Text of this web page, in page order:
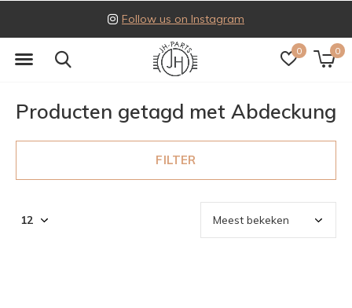
0 0
Follow us on Instagram
Producten getagd met Abdeckung
FILTER